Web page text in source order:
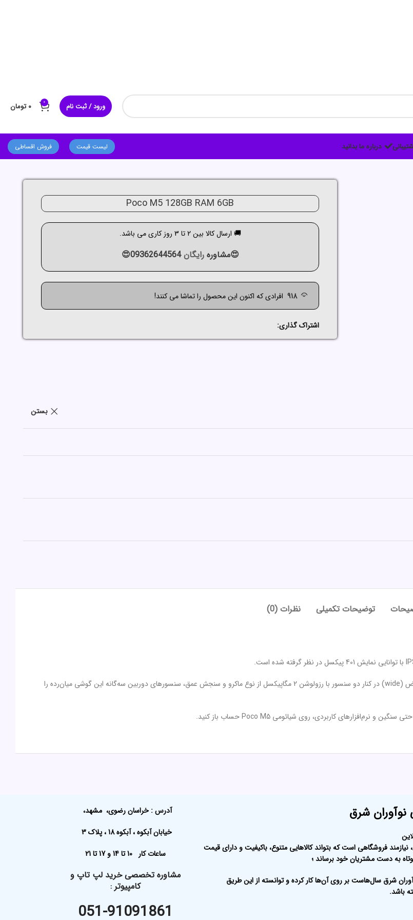
ورود / ثبت نام 0 ۰ تومان
درباره ما بدانید لیست قیمت فروش اقساطی
Poco M5 128GB RAM 6GB
🚚 ارسال کالا بین 2 تا 3 روز کاری می باشد.
😍مشاورهرایگان09362644564😍
918 افرادی که اکنون این محصول را تماشا می کنند!
اشتراک گذاری:
بستن
توضیحات تکمیلی نظرات (0)
در قسمت پشتی یک سنسور دوربین اصلی و قدرتمند با رزولوشن 50 مگاپیکسل از نوع عریض (wide) در کنار دو سنسور با رزولوشن 2 مگاپیکسل از نوع ماکرو و سنجش عمق، سنسور‌های دوربین سه‌گانه این گوشی میان‌رده را
نوآوران شرق
فروشگاهی است که بتواند کالاهایی متنوع، باکیفیت و دارای قیمت
به دست مشتریان خود برساند ؛
شرق سال‌هاست بر روی آن‌ها کار کرده و توانسته از این طریق
باشد.
آدرس : خراسان رضوی، مشهد،
خیابان آبکوه ، آبکوه 18 ، پلاک 3
ساعات کار 10 تا 14 و 17 تا 21
مشاوره تخصصی خرید لپ تاپ و
کامپیوتر :
051-91091861